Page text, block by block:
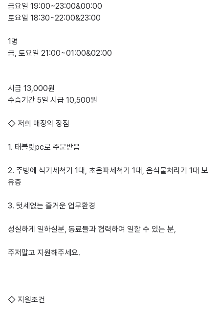
금요일 19:00~23:00&00:00
토요일 18:30~22:00&23:00
1명
금, 토요일 21:00~01:00&02:00
시급 13,000원
수습기간 5일 시급 10,500원
◇ 저희 매장의 장점
1. 태블릿pc로 주문받음
2. 주방에 식기세척기 1대, 초음파세척기 1대, 음식물처리기 1대 보
유중
3. 텃세없는 즐거운 업무환경
성실하게 일하실분, 동료들과 협력하여 일할 수 있는 분,
주저말고 지원해주세요.
◇ 지원조건